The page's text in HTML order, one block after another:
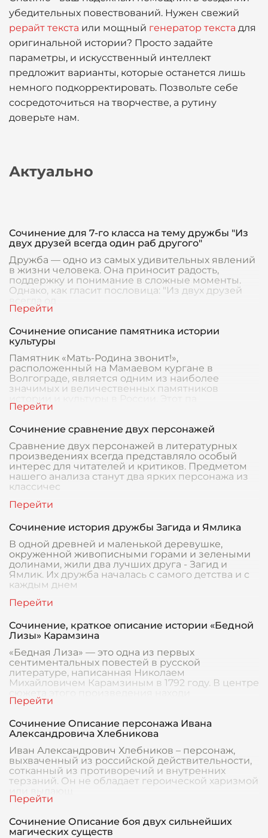
убедительных повествований. Нужен свежий
рерайт текста или мощный генератор текста для
оригинальной истории? Просто задайте
параметры, и искусственный интеллект
предложит варианты, которые останется лишь
немного подкорректировать. Позвольте себе
сосредоточиться на творчестве, а рутину
доверьте нам.
Актуально
Сочинение для 7-го класса на тему дружбы "Из
двух друзей всегда один раб другого"
Дружба — одно из самых удивительных явлений
в жизни человека. Она приносит радость,
поддержку и понимание в сложные моменты.
Однако, как гласит пословица: "Из двух друзей
Сочинение описание памятника истории
культуры
Памятник «Мать-Родина звонит!»,
расположенный на Мамаевом кургане в
Волгограде, является одним из наиболее
значимых и величественных памятников
истории и культуры в России. Этот па
Сочинение сравнение двух персонажей
Сравнение двух персонажей в литературных
произведениях всегда представляло особый
интерес для читателей и критиков. Предметом
нашего анализа станут два ярких персонажа из
классичес
Сочинение история дружбы Загида и Ямлика
В одной древней и маленькой деревушке,
окруженной живописными горами и зелеными
долинами, жили два лучших друга - Загид и
Ямлик. Их дружба началась с самого детства и с
каждым днем
Сочинение, краткое описание истории «Бедной
Лизы» Карамзина
«Бедная Лиза» — это одна из первых
сентиментальных повестей в русской
литературе, написанная Николаем
Михайловичем Карамзиным в 1792 году. В центре
Сочинение Описание персонажа Ивана
Александровича Хлебникова
Иван Александрович Хлебников – персонаж,
выхваченный из российской действительности,
сотканный из противоречий и внутренних
терзаний. Он не обладает героической харизмой
Сочинение Описание боя двух сильнейших
магических существ